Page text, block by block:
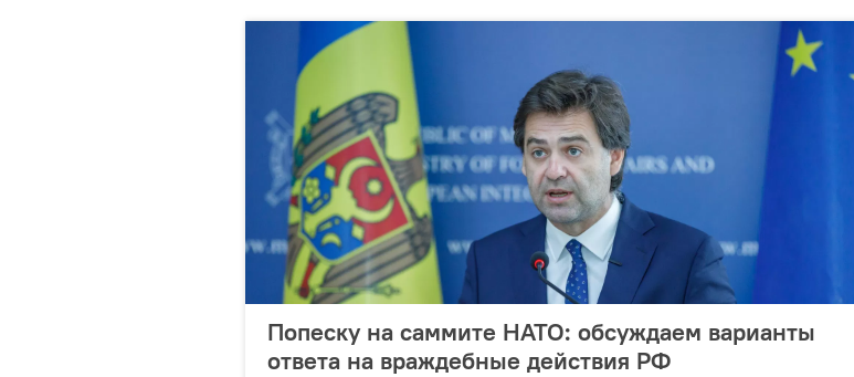
Попеску на саммите НАТО: обсуждаем варианты
ответа на враждебные действия РФ